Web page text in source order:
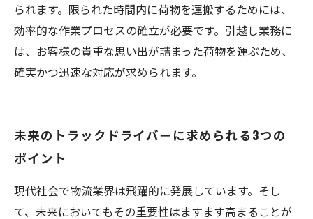
られます。限られた時間内に荷物を運搬するためには、
効率的な作業プロセスの確立が必要です。引越し業務に
は、お客様の貴重な思い出が詰まった荷物を運ぶため、
確実かつ迅速な対応が求められます。
未来のトラックドライバーに求められる3つの
ポイント
現代社会で物流業界は飛躍的に発展しています。そし
て、未来においてもその重要性はますます高まることが